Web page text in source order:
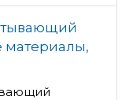
материалы,